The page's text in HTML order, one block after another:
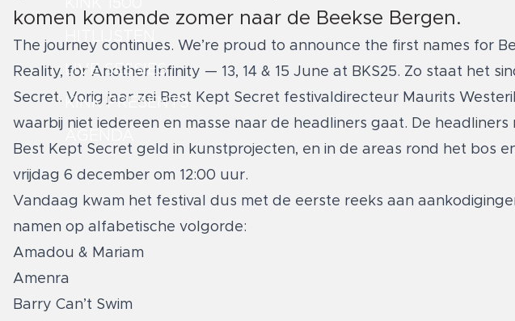
HITLIJSTEN
LIVE SESSIES
KINK PRESENTS
komen komende zomer naar de Beekse Bergen.
The journey continues. We’re proud to announce the first names for
Reality, for Another Infinity — 13, 14 & 15 June at BKS25. Zo staat het
Secret. Vorig jaar zei Best Kept Secret festivaldirecteur Maurits
waarbij niet iedereen en masse naar de headliners gaat. De
Best Kept Secret geld in kunstprojecten, en in de areas rond het bos
vrijdag 6 december om 12:00 uur.
Vandaag kwam het festival dus met de eerste reeks aan
namen op alfabetische volgorde:
Amadou & Mariam
Amenra
Barry Can’t Swim